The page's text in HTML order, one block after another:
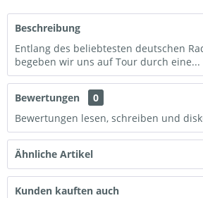
Beschreibung
Entlang des beliebtesten deutschen
begeben wir uns auf Tour durch eine...
Bewertungen
0
Bewertungen lesen, schreiben und
Ähnliche Artikel
Kunden kauften auch